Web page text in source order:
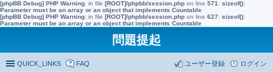
[phpBB Debug] PHP Warning: in file [ROOT]/phpbb/session.php on line 571 : sizeof():
Parameter must be an array or an object that implements Countable
[phpBB Debug] PHP Warning: in file [ROOT]/phpbb/session.php on line 627: sizeof():
Parameter must be an array or an object that implements Countable
問題提起
QUICK_LINKS FAQ ログイン
ユーザー登録